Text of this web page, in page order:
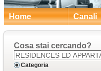
Home Canali
Cosa stai cercando?
Categoria